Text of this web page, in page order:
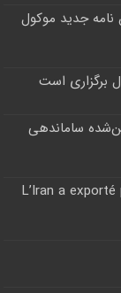
نامه جدید موکول
برگزاری است
ساماندهی
L’Iran a